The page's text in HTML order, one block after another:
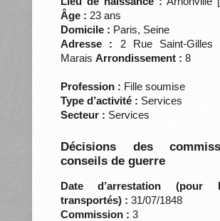
Âge : 23 ans
Domicile : Paris, Seine
Adresse : 2 Rue Saint-Gilles
Marais Arrondissement : 8
Profession : Fille soumise
Type d’activité : Services
Secteur : Services
Décisions des
conseils de guerre
Date d’arrestation (pour
transportés) : 31/07/1848
Commission : 3